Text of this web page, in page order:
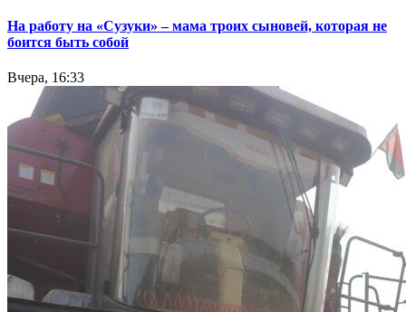
На работу на «Сузуки» – мама троих сыновей, которая не
боится быть собой
Вчера, 16:33